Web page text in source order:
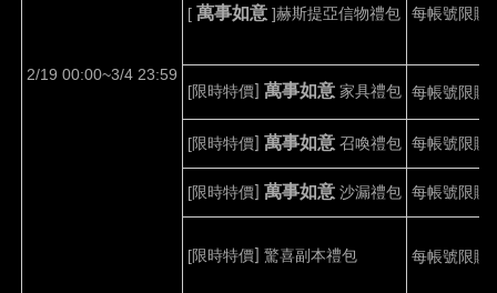
2/19 00:00~3/4 23:59
[萬事如意 ]赫斯提亞信物禮包 每帳號限購
[限時特價 ]萬事如意 家具禮包 每帳號限購
[限時特價 ]萬事如意 召喚禮包 每帳號限購
[限時特價 ]萬事如意 沙漏禮包 每帳號限購
[限時特價 ]驚喜副本禮包 每帳號限購